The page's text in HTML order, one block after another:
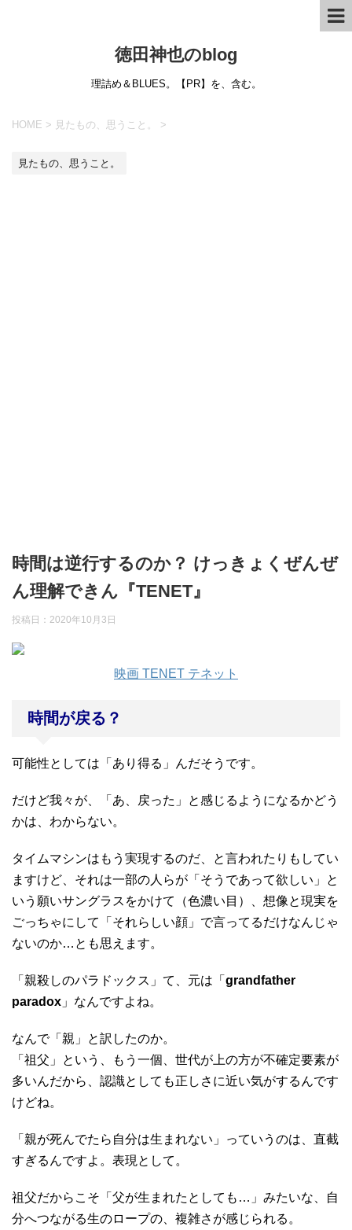
徳田神也のblog
理詰め＆BLUES。【PR】を、含む。
HOME > 見たもの、思うこと。 >
見たもの、思うこと。
時間は逆行するのか？ けっきょくぜんぜ
ん理解できん『TENET』
投稿日： 2020年10月3日
映画 TENET テネット
時間が戻る？
可能性としては「あり得る」んだそうです。
だけど我々が、「あ、戻った」と感じるようになるかどう
かは、わからない。
タイムマシンはもう実現するのだ、と言われたりもしてい
ますけど、それは一部の人らが「そうであって欲しい」と
いう願いサングラスをかけて（色濃い目）、想像と現実を
ごっちゃにして「それらしい顔」で言ってるだけなんじゃ
ないのか…とも思えます。
「親殺しのパラドックス」て、元は「 grandfather
paradox 」なんですよね。
なんで「親」と訳したのか。
「祖父」という、もう一個、世代が上の方が不確定要素が
多いんだから、認識としても正しさに近い気がするんです
けどね。
「親が死んでたら自分は生まれない」っていうのは、直截
すぎるんですよ。表現として。
祖父だからこそ「父が生まれたとしても…」みたいな、自
分へつながる生のロープの、複雑さが感じられる。